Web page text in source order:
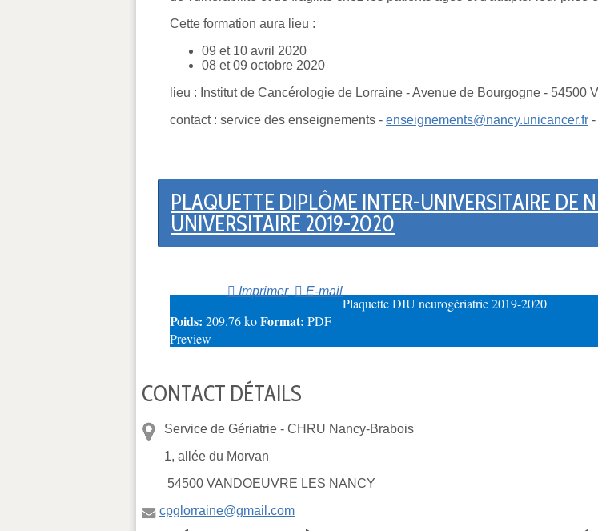
Cette formation aura lieu :
09 et 10 avril 2020
08 et 09 octobre 2020
lieu : Institut de Cancérologie de Lorraine - Avenue de Bourgogne - 54500
contact : service des enseignements - enseignements@nancy.unicancer.fr -
PLAQUETTE DIPLÔME INTER-UNIVERSITAIRE DE
UNIVERSITAIRE 2019-2020
Imprimer
E-mail
Plaquette DIU neurogériatrie 2019-2020
Poids: 209.76 koFormat: PDF
Preview
CONTACT DÉTAILS
Service de Gériatrie - CHRU Nancy-Brabois
1, allée du Morvan
54500 VANDOEUVRE LES NANCY
cpglorraine@gmail.com